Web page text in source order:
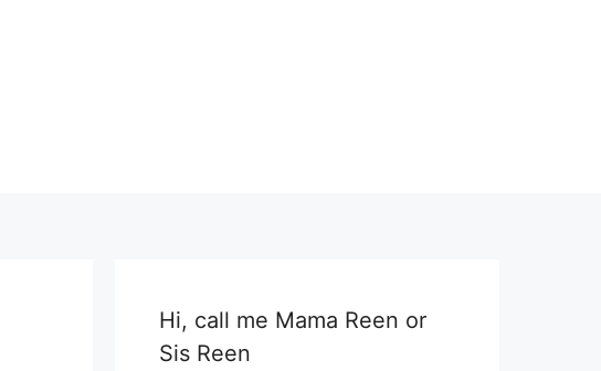
Hi, call me Mama Reen or
Sis Reen